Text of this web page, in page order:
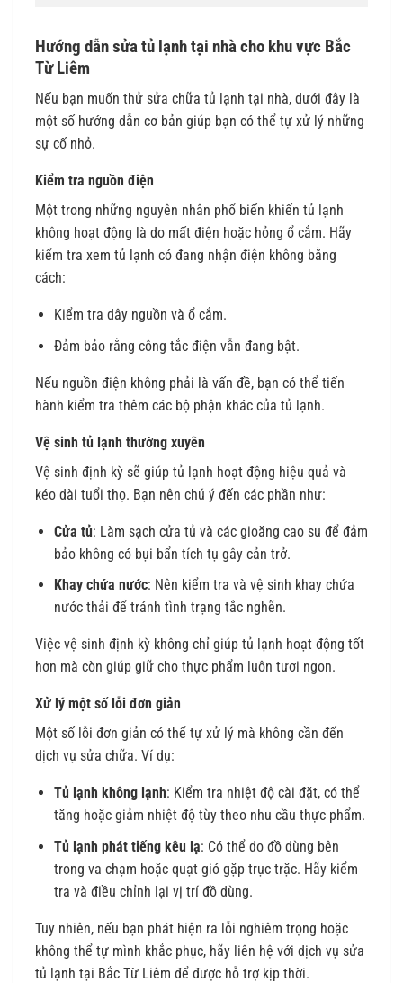
Hướng dẫn sửa tủ lạnh tại nhà cho khu vực Bắc
Từ Liêm
Nếu bạn muốn thử sửa chữa tủ lạnh tại nhà, dưới đây là
một số hướng dẫn cơ bản giúp bạn có thể tự xử lý những
sự cố nhỏ.
Kiểm tra nguồn điện
Một trong những nguyên nhân phổ biến khiến tủ lạnh
không hoạt động là do mất điện hoặc hỏng ổ cắm. Hãy
kiểm tra xem tủ lạnh có đang nhận điện không bằng
cách:
Kiểm tra dây nguồn và ổ cắm.
Đảm bảo rằng công tắc điện vẫn đang bật.
Nếu nguồn điện không phải là vấn đề, bạn có thể tiến
hành kiểm tra thêm các bộ phận khác của tủ lạnh.
Vệ sinh tủ lạnh thường xuyên
Vệ sinh định kỳ sẽ giúp tủ lạnh hoạt động hiệu quả và
kéo dài tuổi thọ. Bạn nên chú ý đến các phần như:
Cửa tủ: Làm sạch cửa tủ và các gioăng cao su để đảm
bảo không có bụi bẩn tích tụ gây cản trở.
Khay chứa nước: Nên kiểm tra và vệ sinh khay chứa
nước thải để tránh tình trạng tắc nghẽn.
Việc vệ sinh định kỳ không chỉ giúp tủ lạnh hoạt động tốt
hơn mà còn giúp giữ cho thực phẩm luôn tươi ngon.
Xử lý một số lỗi đơn giản
Một số lỗi đơn giản có thể tự xử lý mà không cần đến
dịch vụ sửa chữa. Ví dụ:
Tủ lạnh không lạnh: Kiểm tra nhiệt độ cài đặt, có thể
tăng hoặc giảm nhiệt độ tùy theo nhu cầu thực phẩm.
Tủ lạnh phát tiếng kêu lạ: Có thể do đồ dùng bên
trong va chạm hoặc quạt gió gặp trục trặc. Hãy kiểm
tra và điều chỉnh lại vị trí đồ dùng.
Tuy nhiên, nếu bạn phát hiện ra lỗi nghiêm trọng hoặc
không thể tự mình khắc phục, hãy liên hệ với dịch vụ sửa
tủ lạnh tại Bắc Từ Liêm để được hỗ trợ kịp thời.